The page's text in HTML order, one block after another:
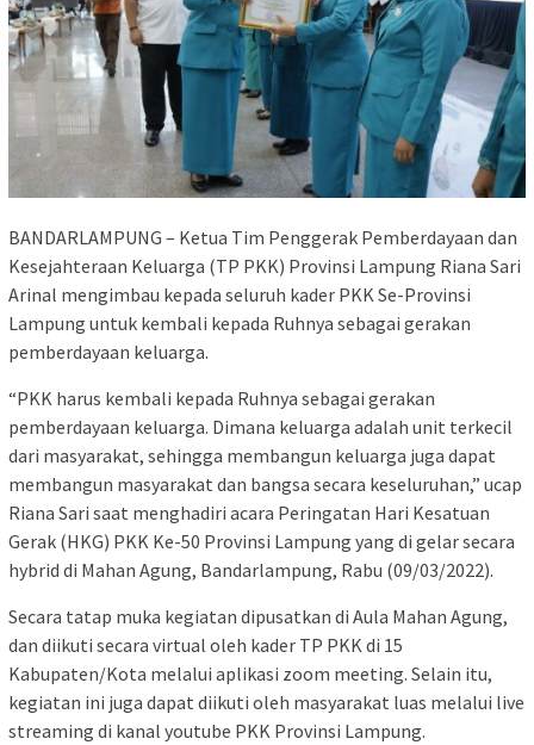
BANDARLAMPUNG – Ketua Tim Penggerak Pemberdayaan dan
Kesejahteraan Keluarga (TP PKK) Provinsi Lampung Riana Sari
Arinal mengimbau kepada seluruh kader PKK Se-Provinsi
Lampung untuk kembali kepada Ruhnya sebagai gerakan
pemberdayaan keluarga.
“PKK harus kembali kepada Ruhnya sebagai gerakan
pemberdayaan keluarga. Dimana keluarga adalah unit terkecil
dari masyarakat, sehingga membangun keluarga juga dapat
membangun masyarakat dan bangsa secara keseluruhan,” ucap
Riana Sari saat menghadiri acara Peringatan Hari Kesatuan
Gerak (HKG) PKK Ke-50 Provinsi Lampung yang di gelar secara
hybrid di Mahan Agung, Bandarlampung, Rabu (09/03/2022).
Secara tatap muka kegiatan dipusatkan di Aula Mahan Agung,
dan diikuti secara virtual oleh kader TP PKK di 15
Kabupaten/Kota melalui aplikasi zoom meeting. Selain itu,
kegiatan ini juga dapat diikuti oleh masyarakat luas melalui live
streaming di kanal youtube PKK Provinsi Lampung.